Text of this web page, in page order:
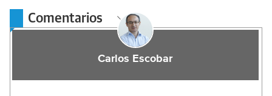
Comentarios
Carlos Escobar